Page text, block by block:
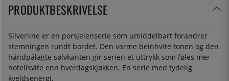
PRODUKTBESKRIVELSE
Silverline er en porsjelenserie som umiddelbart forandrer
stemningen rundt bordet. Den varme beinhvite tonen og den
håndpålagte sølvkanten gir serien et uttrykk som føles mer
hotellsvite enn hverdagskjøkken. En serie med tydelig
kveldsenergi.